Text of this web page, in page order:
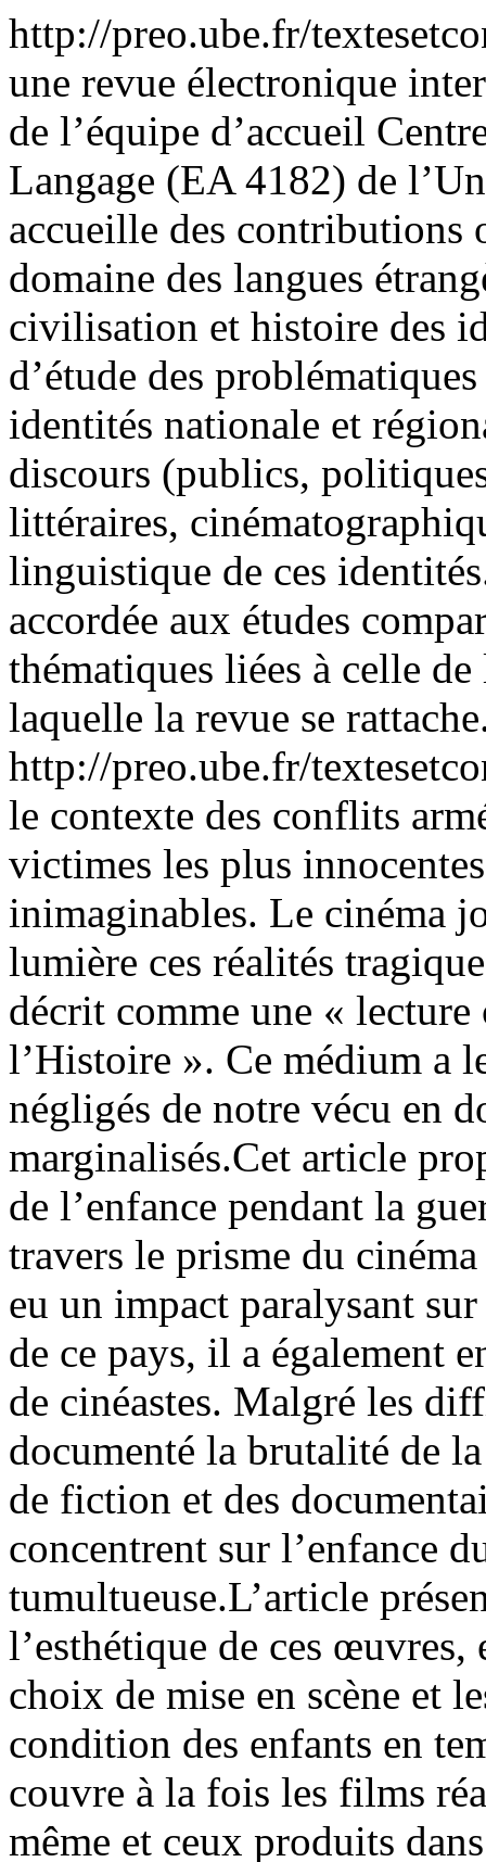
http://preo.ube.fr/
une revue électronique
de l’équipe d’accueil
Langage (EA 4182) de
accueille des contributions
domaine des langues
civilisation et histoire des
d’étude des
identités nationale et
discours (publics,
littéraires,
linguistique de ces
accordée aux études
thématiques liées à celle
laquelle la revue se
http://preo.ube.fr/
le contexte des conflits
victimes les plus
inimaginables. Le cinéma
lumière ces réalités
décrit comme une «
l’Histoire ». Ce médium a
négligés de notre vécu en
marginalisés.Cet article
de l’enfance pendant la
travers le prisme du
eu un impact paralysant
de ce pays, il a également
de cinéastes. Malgré les
documenté la brutalité de
de fiction et des
concentrent sur l’enfance
tumultueuse.L’article
l’esthétique de ces œuvres,
choix de mise en scène et
condition des enfants en
couvre à la fois les films
même et ceux produits